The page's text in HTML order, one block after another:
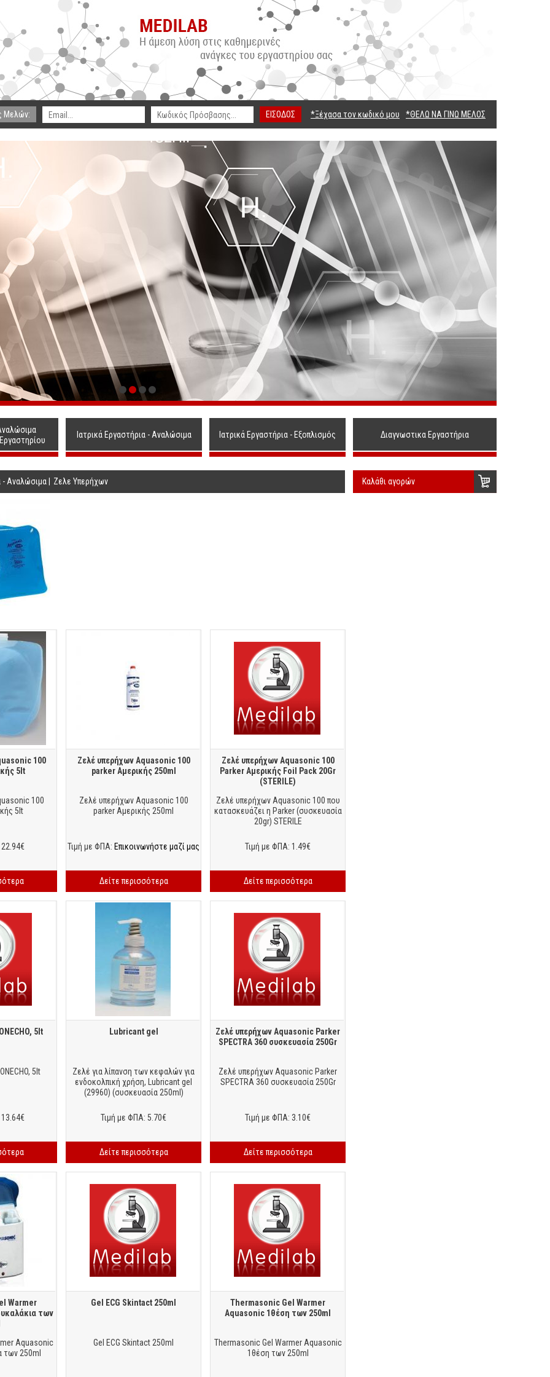
Μελών: ΕΙΣΟΔΟΣ *Ξέχασα τον κωδικό μου *ΘΕΛΩ ΝΑ ΓΙΝΩ ΜΕΛΟΣ
Ιατρικά Εργαστήρια - Αναλώσιμα Ιατρικά Εργαστήρια - Εξοπλισμός Διαγνωστικα Εργαστήρια
- Αναλώσιμα Ζελε Υπερήχων
100
5lt
100
5lt
Ζελέ υπερήχων Aquasonic 100
parker Αμερικής 250ml
Ζελέ υπερήχων Aquasonic 100
parker Αμερικής 250ml
Τιμή με ΦΠΑ: Επικοινωνήστε μαζί μας
Δείτε περισσότερα
Ζελέ υπερήχων Aquasonic 100
Parker Αμερικής Foil Pack 20Gr
(STERILE)
Ζελέ υπερήχων Aquasonic 100 που
κατασκευάζει η Parker (συσκευασία
20gr) STERILE
Τιμή με ΦΠΑ: 1.49€
Δείτε περισσότερα
5lt
5lt
Lubricant gel
Ζελέ για λίπανση των κεφαλών για
ενδοκολπική χρήση, Lubricant gel
(29960) (συσκευασία 250ml)
Τιμή με ΦΠΑ: 5.70€
Δείτε περισσότερα
Ζελέ υπερήχων Aquasonic Parker
SPECTRA 360 συσκευασία 250Gr
Ζελέ υπερήχων Aquasonic Parker
SPECTRA 360 συσκευασία 250Gr
Τιμή με ΦΠΑ: 3.10€
Δείτε περισσότερα
Warmer
των
Aquasonic
των 250ml
Gel ECG Skintact 250ml
Gel ECG Skintact 250ml
Thermasonic Gel Warmer
Aquasonic 1θέση των 250ml
Thermasonic Gel Warmer Aquasonic
1θέση των 250ml
Καλάθι αγορών